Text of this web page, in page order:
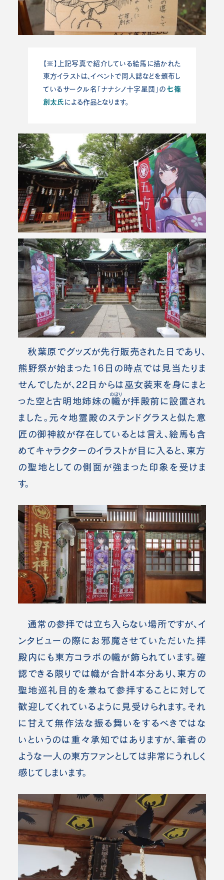
【※】上記写真で紹介している絵馬に描かれた
東方イラストは、イベントで同人誌などを頒布し
ているサークル名「ナナシノ十字星団」の 七篠
創太氏 による作品となります。
秋葉原でグッズが先行販売され た 日であり、
熊野祭が始まった16日の時点では見当たりま
せんでしたが、22日からは巫女装束を身にまと
った空と古明地姉妹の幟
のぼり
が拝殿前に設置され
ました。元々地霊殿のステンドグラスと似た意
匠の御神紋が存在しているとは言え、絵馬も含
めてキャラクターのイラストが目に入ると、東方
の聖地としての側面が強まった印象を受けま
す。
通常の参拝では立ち入らない場所ですが、イ
ンタビューの際にお邪魔させていただいた拝
殿内にも東方コラボの幟が飾られています。確
認できる限りでは幟が合計4本分あり、東方の
聖地巡礼目的を兼ねて参拝することに対して
歓迎してくれているように見受けられます。それ
に甘えて無作法な振る舞いをするべきではな
いというのは重々承知ではありますが、筆者の
ような一人の東方ファンとしては非常にうれしく
感じてしまいます。